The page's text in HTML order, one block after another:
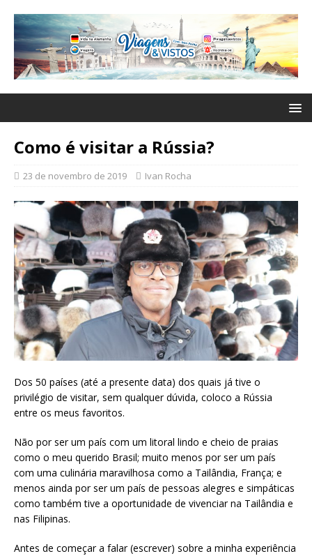
Como é visitar a Rússia?
23 de novembro de 2019 Ivan Rocha
Dos 50 países (até a presente data) dos quais já tive o
privilégio de visitar, sem qualquer dúvida, coloco a Rússia
entre os meus favoritos.
Não por ser um país com um litoral lindo e cheio de praias
como o meu querido Brasil; muito menos por ser um país
com uma culinária maravilhosa como a Tailândia, França; e
menos ainda por ser um país de pessoas alegres e simpáticas
como também tive a oportunidade de vivenciar na Tailândia e
nas Filipinas.
Antes de começar a falar (escrever) sobre a minha experiência